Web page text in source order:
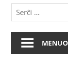
MENUO